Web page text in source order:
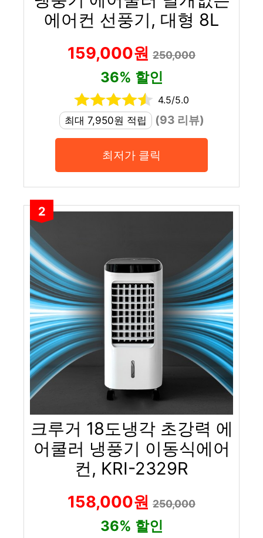
에어컨 선풍기, 대형 8L
159,000원 250,000
36% 할인
4.5/5.0
최대 7,950원 적립
(93 리뷰)
최저가 클릭
2
크루거 18도냉각 초강력 에
어쿨러 냉풍기 이동식에어
컨, KRI-2329R
158,000원 250,000
36% 할인